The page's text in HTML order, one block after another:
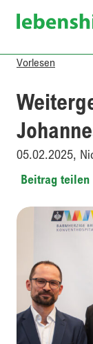
Lebenshilfe Wien
Vorlesen
05.02.2025,
https://
Beitrag teilen